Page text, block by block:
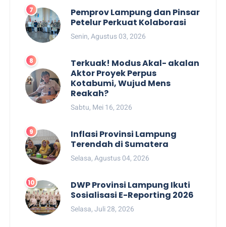
Pemprov Lampung dan Pinsar
Petelur Perkuat Kolaborasi
Senin, Agustus 03, 2026
Terkuak! Modus Akal- akalan
Aktor Proyek Perpus
Kotabumi, Wujud Mens
Reakah?
Sabtu, Mei 16, 2026
Inflasi Provinsi Lampung
Terendah di Sumatera
Selasa, Agustus 04, 2026
DWP Provinsi Lampung Ikuti
Sosialisasi E-Reporting 2026
Selasa, Juli 28, 2026